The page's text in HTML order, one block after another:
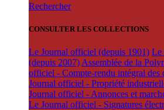
Rechercher
CONSULTER LES COLLECTIONS
Le Journal officiel (depuis 1901) Le
(depuis 2007) Assemblée de la
officiel - Compte-rendu intégral des
Journal officiel - Propriété
Journal officiel - Annonces et
Le Journal officiel - Signatures